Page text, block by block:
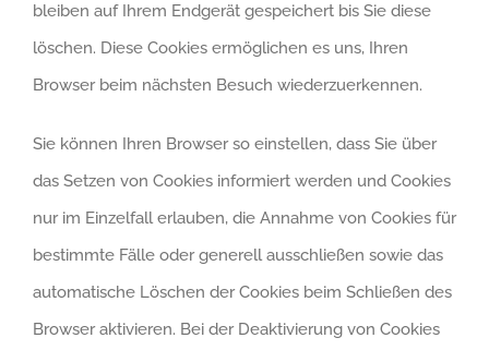
bleiben auf Ihrem Endgerät gespeichert bis Sie diese
löschen. Diese Cookies ermöglichen es uns, Ihren
Browser beim nächsten Besuch wiederzuerkennen.
Sie können Ihren Browser so einstellen, dass Sie über
das Setzen von Cookies informiert werden und Cookies
nur im Einzelfall erlauben, die Annahme von Cookies für
bestimmte Fälle oder generell ausschließen sowie das
automatische Löschen der Cookies beim Schließen des
Browser aktivieren. Bei der Deaktivierung von Cookies